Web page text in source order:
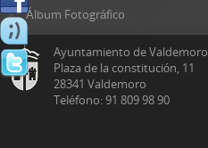
Álbum Fotográfico
Ayuntamiento de Valdemoro
Plaza de la constitución, 11
28341 Valdemoro
Teléfono: 91 809 98 90